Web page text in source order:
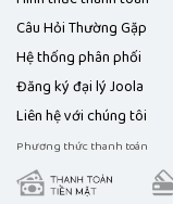
Câu Hỏi Thường Gặp
Hệ thống phân phối
Đăng ký đại lý Joola
Liên hệ với chúng tôi
Phương thức thanh toán